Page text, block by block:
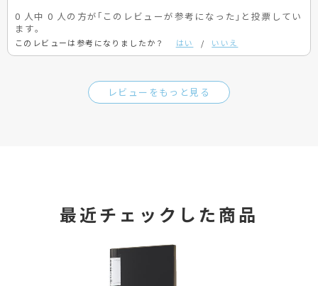
0 人中 0 人の方が｢このレビューが参考になった｣と投票してい
ます。
このレビューは参考になりましたか？ はい / いいえ
レビューをもっと見る
最近チェックした商品